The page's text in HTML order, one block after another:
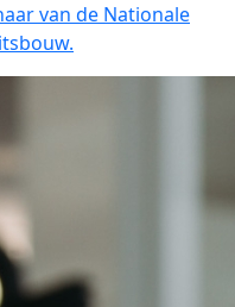
van de Nationale